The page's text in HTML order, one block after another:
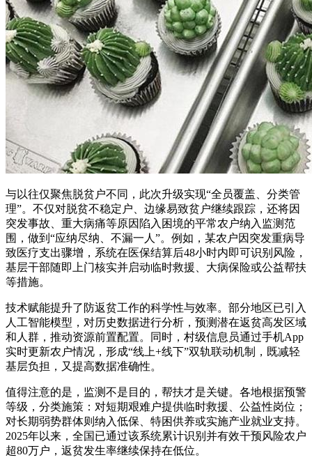
与以往仅聚焦脱贫户不同，此次升级实现“全员覆盖、分类管
理”。不仅对脱贫不稳定户、边缘易致贫户继续跟踪，还将因
突发事故、重大病痛等原因陷入困境的平常农户纳入监测范
围，做到“应纳尽纳、不漏一人”。例如，某农户因突发重病导
致医疗支出骤增，系统在医保结算后48小时内即可识别风险，
基层干部随即上门核实并启动临时救援、大病保险或公益帮扶
等措施。
技术赋能提升了防返贫工作的科学性与效率。部分地区已引入
人工智能模型，对历史数据进行分析，预测潜在返贫高发区域
和人群，推动资源前置配置。同时，村级信息员通过手机App
实时更新农户情况，形成“线上+线下”双轨联动机制，既减轻
基层负担，又提高数据准确性。
值得注意的是，监测不是目的，帮扶才是关键。各地根据预警
等级，分类施策：对短期艰难户提供临时救援、公益性岗位；
对长期弱势群体则纳入低保、特困供养或实施产业就业支持。
2025年以来，全国已通过该系统累计识别并有效干预风险农户
超80万户，返贫发生率继续保持在低位。